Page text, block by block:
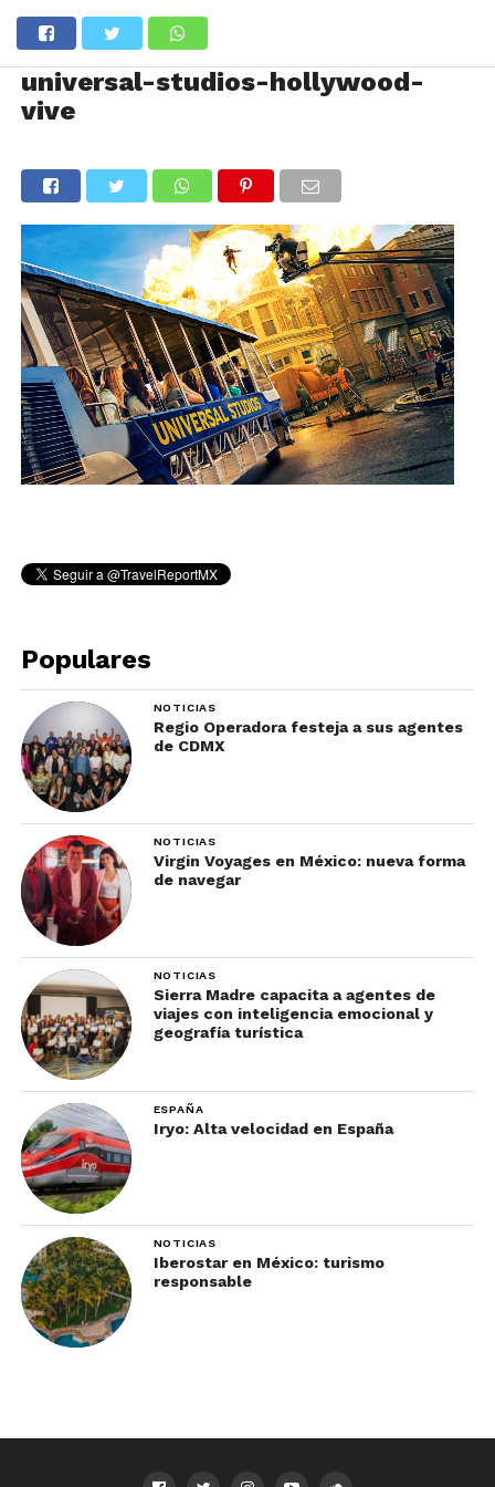
universal-studios-hollywood-
vive
Populares
NOTICIAS
Regio Operadora festeja a sus agentes
de CDMX
NOTICIAS
Virgin Voyages en México: nueva forma
de navegar
NOTICIAS
Sierra Madre capacita a agentes de
viajes con inteligencia emocional y
geografía turística
ESPAÑA
Iryo: Alta velocidad en España
NOTICIAS
Iberostar en México: turismo
responsable